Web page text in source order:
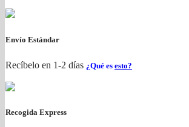
Envío Estándar
Recíbelo en 1-2 días ¿Qué es esto?
Recogida Express